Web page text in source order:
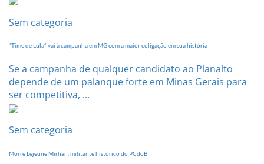
setembro
Sem categoria
“Time de Lula” vai à campanha em MG com a maior coligação em sua história
Se a campanha de qualquer candidato ao Planalto
depende de um palanque forte em Minas Gerais para
ser competitiva, ...
Sem categoria
Morre Lejeune Mirhan, militante histórico do PCdoB